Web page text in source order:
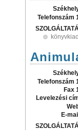
Telefonszám
Telefonszám
Fax
Levelezési
E-